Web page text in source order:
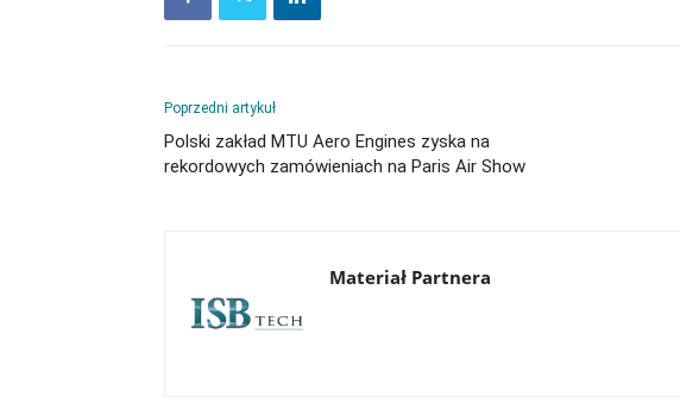
Poprzedni artykuł
Polski zakład MTU Aero Engines zyska na
rekordowych zamówieniach na Paris Air Show
Materiał Partnera